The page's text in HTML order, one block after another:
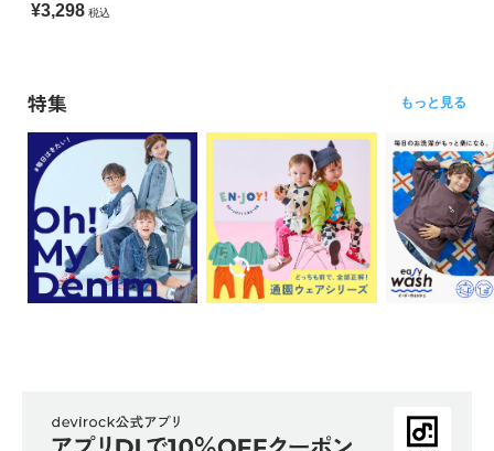
¥3,298 税込
特集 もっと見る